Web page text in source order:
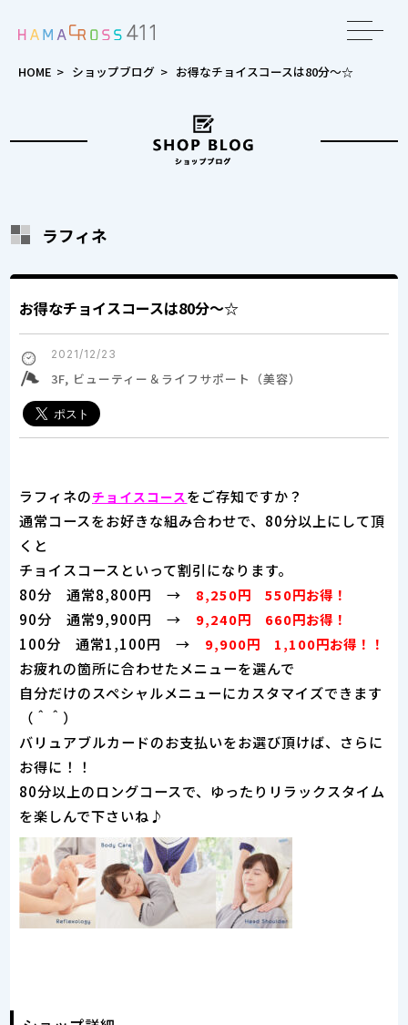
HOME > ショップブログ > お得なチョイスコースは80分～☆
ラフィネ
お得なチョイスコースは80分～☆
2021/12/23
3F, ビューティー＆ライフサポート（美容）
ラフィネのチョイスコースをご存知ですか？
通常コースをお好きな組み合わせで、80分以上にして頂
くと
チョイスコースといって割引になります。
80分 通常8,800円 → 8,250円 550円お得！
90分 通常9,900円 → 9,240円 660円お得！
100分 通常1,100円 → 9,900円 1,100円お得！！
お疲れの箇所に合わせたメニューを選んで
自分だけのスペシャルメニューにカスタマイズできます
（＾＾）
バリュアブルカードのお支払いをお選び頂けば、さらに
お得に！！
80分以上のロングコースで、ゆったりリラックスタイム
を楽しんで下さいね♪